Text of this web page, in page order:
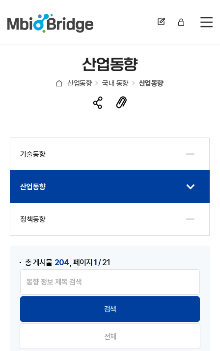
전
산업동향
산업동향 국내 동향 산업동향
기술동향
산업동향
정책동향
총 게시물 204 ,페이지1/ 21
전체